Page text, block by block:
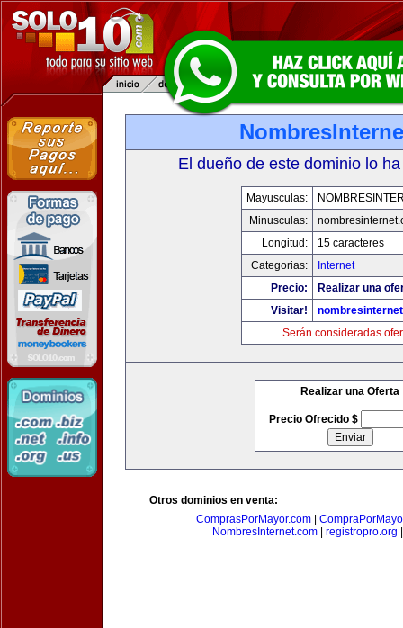
El dueño de este dominio lo
Mayusculas:
Minusculas:
Longitud:
15 caracteres
Categorias:
Internet
Precio:
Realizar una
Visitar!
Serán consideradas
Realizar una Oferta
Precio Ofrecido $
Otros dominios en venta:
ComprasPorMayor.com
NombresInternet.com
registropro.org